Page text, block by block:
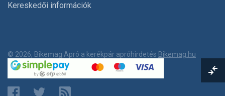
Kereskedői információk
© 2026, Bikemag Apró a kerékpár apróhirdetés Bikemag.hu